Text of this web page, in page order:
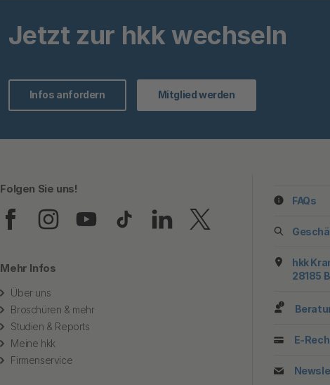
Jetzt zur hkk wechseln
Infos anfordern Mitglied werden
Folgen Sie uns!
Folgen Sie uns auf Facebook
Folgen Sie uns auf Instagram
Folgen Sie uns auf
Folgen Sie uns auf
Folgen Sie uns
Mehr Infos
Über uns
Broschüren & mehr
Studien & Reports
Meine hkk
Firmenservice
FAQs
hkk
28185
E-